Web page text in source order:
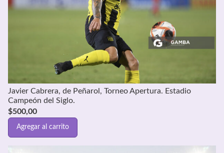
Javier Cabrera, de Peñarol, Torneo Apertura. Estadio
Campeón del Siglo.
$500,00
Agregar al carrito